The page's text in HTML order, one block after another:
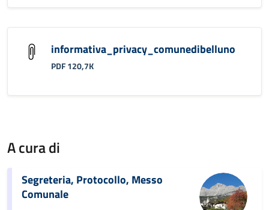
informativa_privacy_comunedibelluno
PDF 120,7K
A cura di
Segreteria, Protocollo, Messo
Comunale